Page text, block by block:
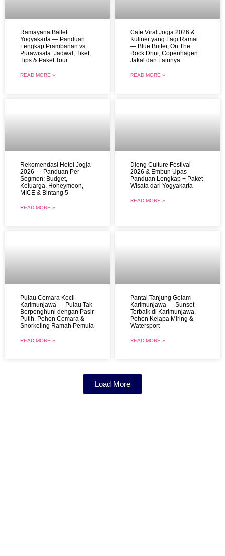
Ramayana Ballet
Yogyakarta — Panduan
Lengkap Prambanan vs
Purawisata: Jadwal, Tiket,
Tips & Paket Tour
READ MORE »
Cafe Viral Jogja 2026 &
Kuliner yang Lagi Ramai
— Blue Butter, On The
Rock Drini, Copenhagen
Jakal dan Lainnya
READ MORE »
Rekomendasi Hotel Jogja
2026 — Panduan Per
Segmen: Budget,
Keluarga, Honeymoon,
MICE & Bintang 5
READ MORE »
Dieng Culture Festival
2026 & Embun Upas —
Panduan Lengkap + Paket
Wisata dari Yogyakarta
READ MORE »
Pulau Cemara Kecil
Karimunjawa — Pulau Tak
Berpenghuni dengan Pasir
Putih, Pohon Cemara &
Snorkeling Ramah Pemula
READ MORE »
Pantai Tanjung Gelam
Karimunjawa — Sunset
Terbaik di Karimunjawa,
Pohon Kelapa Miring &
Watersport
READ MORE »
Load More